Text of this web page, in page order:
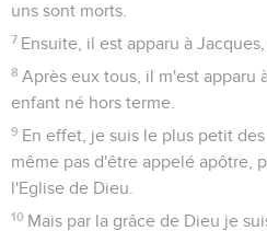
uns sont morts.
7 Ensuite, il est apparu à
8 Après eux tous, il m'est apparu
enfant né hors terme.
9 En effet, je suis le plus petit
même pas d'être appelé apôtre,
l'Eglise de Dieu.
10 Mais par la grâce de Dieu je